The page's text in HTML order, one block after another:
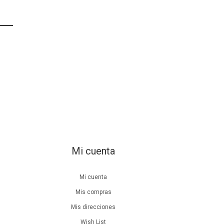
Mi cuenta
Mi cuenta
Mis compras
Mis direcciones
Wish List